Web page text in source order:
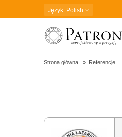
Język: Polish
Strona główna Referencje